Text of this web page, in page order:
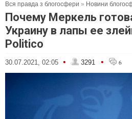
Вся правда з блогосфери » Новини
Почему Меркель
Украину в лапы ее
Politico
30.07.2021, 02:05 • 3291 • 6